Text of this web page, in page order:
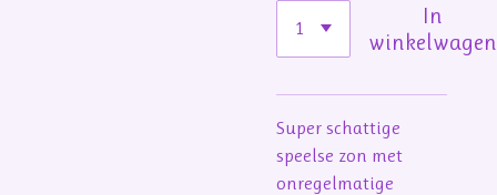
In
winkelwagen
Super schattige
speelse zon met
onregelmatige